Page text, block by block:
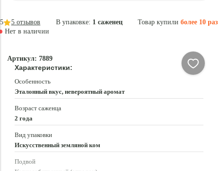
В упаковке: 1 саженец Товар купили более 10 раз
5 5 отзывов
Нет в наличии
Артикул: 7889
Характеристики:
Особенность
Эталонный вкус, невероятный аромат
Возраст саженца
2 года
Вид упаковки
Искусственный земляной ком
Подвой